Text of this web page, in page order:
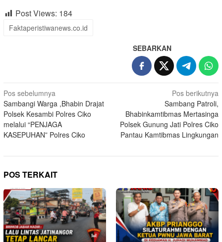
Post Views: 184
Faktaperistiwanews.co.id
SEBARKAN
Navigasi
pos
Pos sebelumnya
Sambangi Warga ,Bhabin Drajat
Polsek Kesambi Polres Ciko
melalui “PENJAGA
KASEPUHAN” Polres Ciko
Pos berikutnya
Sambang Patroli,
Bhabinkamtibmas Mertasinga
Polsek Gunung Jati Polres Ciko
Pantau Kamtibmas Lingkungan
POS TERKAIT